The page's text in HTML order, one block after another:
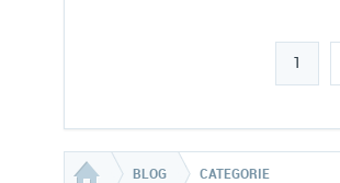
1
BLOG CATEGORIE